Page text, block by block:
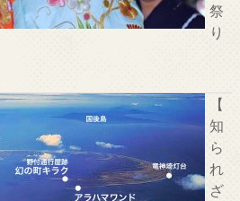
祭
り
【
知
ら
れ
ざ